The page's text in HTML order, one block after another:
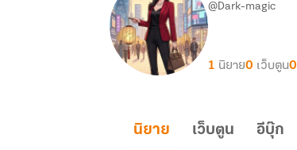
@Dark-magic
1 นิยาย0 เว็บตูน0
นิยาย เว็บตูน อีบุ๊ก